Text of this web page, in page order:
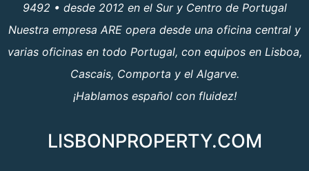
9492 • desde 2012 en el Sur y Centro de Portugal
Nuestra empresa ARE opera desde una oficina central y
varias oficinas en todo Portugal, con equipos en Lisboa,
Cascais, Comporta y el Algarve.
¡Hablamos español con fluidez!
LISBONPROPERTY.COM